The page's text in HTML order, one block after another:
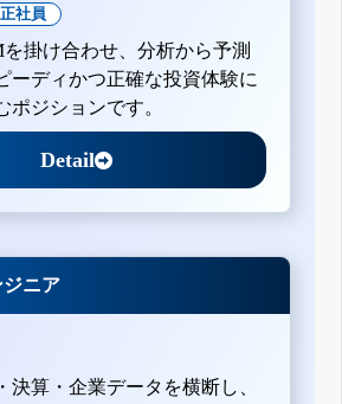
正社員
掛け合わせ、分析から予測
ーディかつ正確な投資体験に
ポジションです。
Detail
ニア
決算・企業データを横断し、